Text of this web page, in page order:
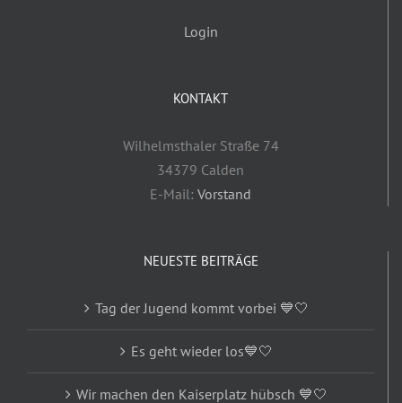
Login
KONTAKT
Wilhelmsthaler Straße 74
34379 Calden
E-Mail: Vorstand
NEUESTE BEITRÄGE
Tag der Jugend kommt vorbei 💙🤍
Es geht wieder los💙🤍
Wir machen den Kaiserplatz hübsch 💙🤍